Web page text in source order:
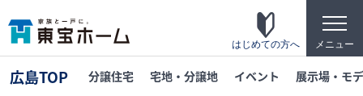
t
o
g
g
e
メニュー
はじめての方へ
広島TOP 分譲住宅 宅地・分譲地 イベント 展示場・モ